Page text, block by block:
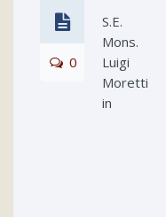
0
S.E.
Mons.
Luigi
Moretti
in